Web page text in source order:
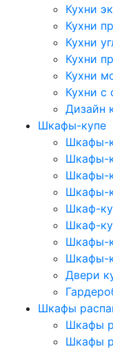
Кухни
Кухни
Кухни
Кухни
Кухни
Кухни с
Дизайн
Шкафы-купе
Шкафы-
Шкафы-
Шкафы-
Шкафы-
Шкаф-
Шкаф-
Шкафы-
Шкафы-
Двери
Шкафы
Шкафы
Шкафы